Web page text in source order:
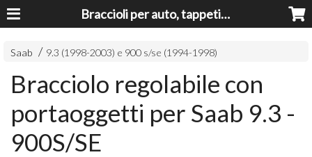
Braccioli per auto, tappeti auto, accessori auto MADE IN ITALY - Armrests, Mittelarmlehnen, Accoundoirs
Saab 9.3 (1998-2003) e 900 s/se (1994-1998)
Bracciolo regolabile con
portaoggetti per Saab 9.3 -
900S/SE